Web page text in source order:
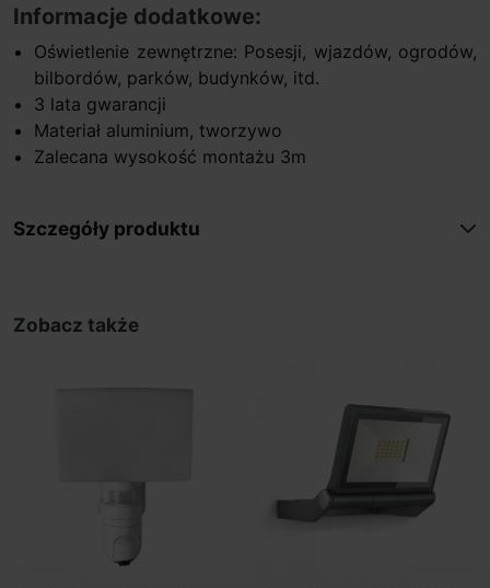
Informacje dodatkowe:
Oświetlenie zewnętrzne: Posesji, wjazdów, ogrodów,
bilbordów, parków, budynków, itd.
3 lata gwarancji
Materiał aluminium, tworzywo
Zalecana wysokość montażu 3m
Szczegóły produktu
Zobacz także